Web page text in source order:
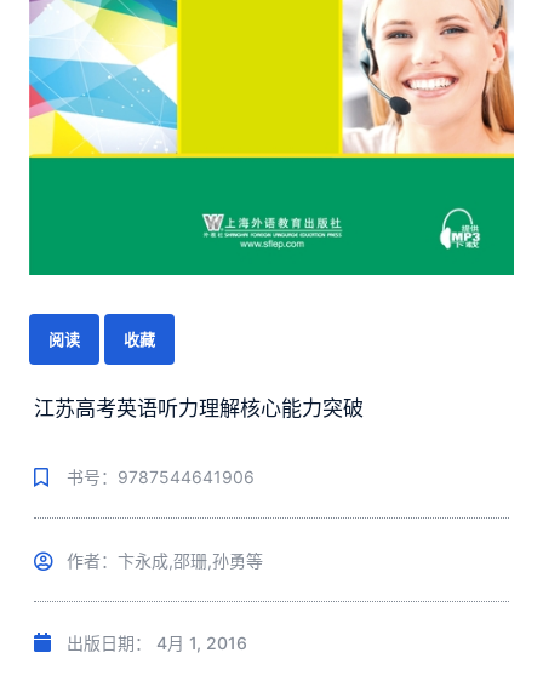
阅读 收藏
江苏高考英语听力理解核心能力突破
书号：9787544641906
作者：卞永成,邵珊,孙勇等
出版日期： 4月 1, 2016